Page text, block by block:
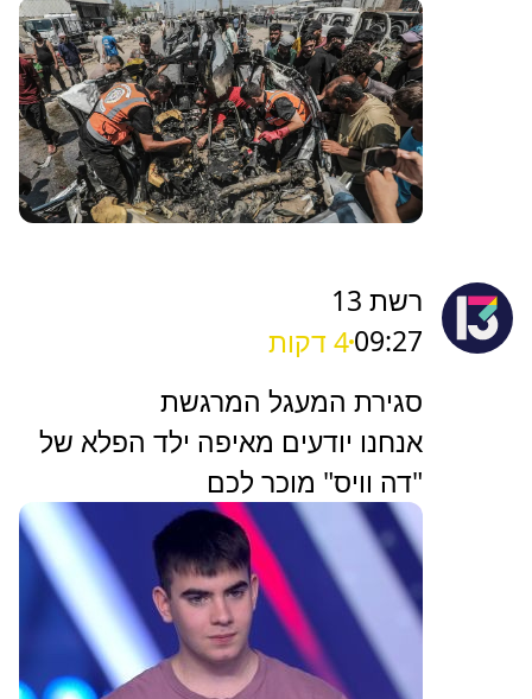
רשת 13
09:274 דקות
סגירת המעגל המרגשת
אנחנו יודעים מאיפה ילד הפלא של
"דה וויס" מוכר לכם